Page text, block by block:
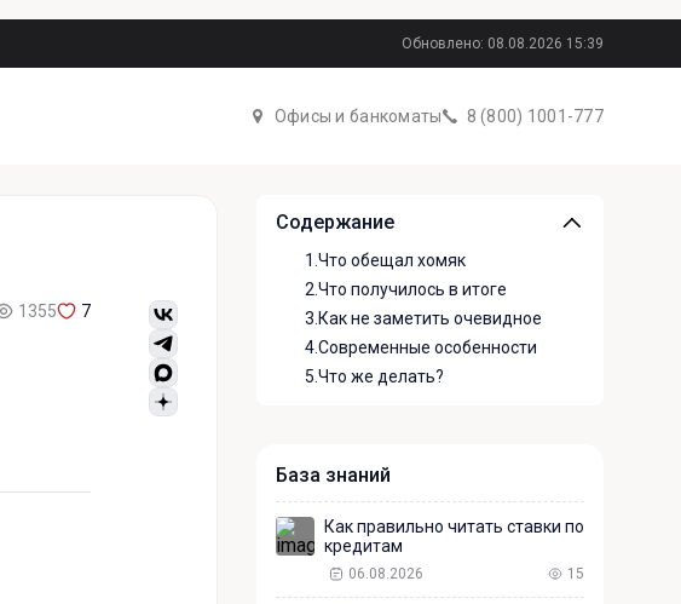
Обновлено: 08.08.2026 15:39
Офисы и банкоматы 8 (800) 1001-777
1355 7
Содержание
1. Что обещал хомяк
2. Что получилось в итоге
3. Как не заметить очевидное
4.Современные особенности
5. Что же делать?
База знаний
Как правильно читать ставки по
кредитам
06.08.2026 15